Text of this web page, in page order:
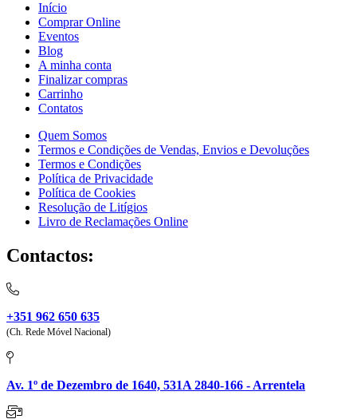
Início
Comprar Online
Eventos
Blog
A minha conta
Finalizar compras
Carrinho
Contatos
Quem Somos
Termos e Condições de Vendas, Envios e Devoluções
Termos e Condições
Política de Privacidade
Política de Cookies
Resolução de Litígios
Livro de Reclamações Online
Contactos:
+351 962 650 635
(Ch. Rede Móvel Nacional)
Av. 1º de Dezembro de 1640, 531A 2840-166 - Arrentela